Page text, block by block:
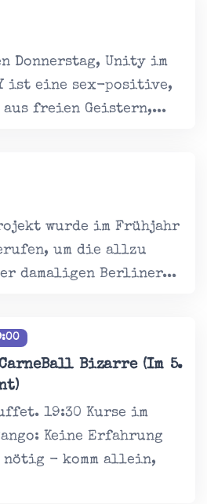
Donnerstag, Unity im
ist eine sex-positive,
aus freien Geistern,...
wurde im Frühjahr
um die allzu
damaligen Berliner...
Bizarre (Im 5.
19:30 Kurse im
Keine Erfahrung
nötig - komm allein,